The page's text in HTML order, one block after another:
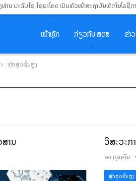
ານ ປະດັບໄຊ ໄຊຍະໂຄດ ເປັນຫົວໜ້າສະຖາບັນເຕັກໂນໂລຊີ
ໜ້າຫຼັກ ກ່ຽວກັບ ສຕສ ຂ່າ
ຫຼັກສູດຊັ້ນສູງ
ານ ວິສະວະກ
ອຈ ດຸລາຄົມ
ຫຼັກສູດຊັ້ນສູງ